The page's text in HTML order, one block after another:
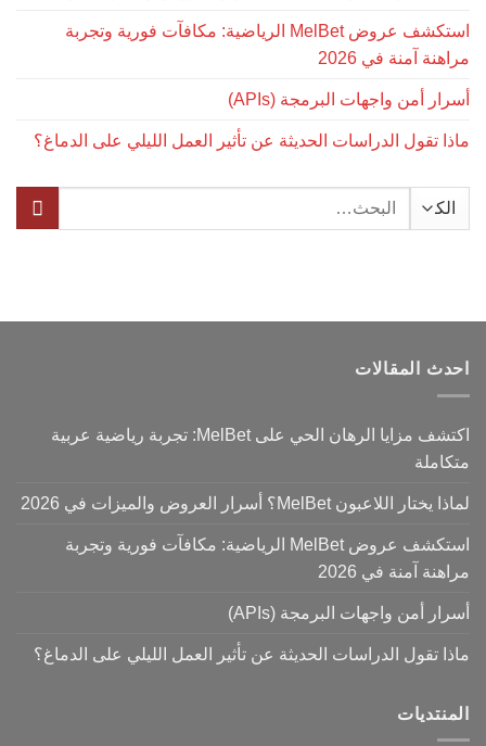
استكشف عروض MelBet الرياضية: مكافآت فورية وتجربة
مراهنة آمنة في 2026
أسرار أمن واجهات البرمجة (APIs)
ماذا تقول الدراسات الحديثة عن تأثير العمل الليلي على الدماغ؟
البحث
احدث المقالات
اكتشف مزايا الرهان الحي على MelBet: تجربة رياضية عربية
متكاملة
لماذا يختار اللاعبون MelBet؟ أسرار العروض والميزات في 2026
استكشف عروض MelBet الرياضية: مكافآت فورية وتجربة
مراهنة آمنة في 2026
أسرار أمن واجهات البرمجة (APIs)
ماذا تقول الدراسات الحديثة عن تأثير العمل الليلي على الدماغ؟
المنتديات